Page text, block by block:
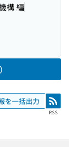
構 編
を一括出力 RSS
RSS